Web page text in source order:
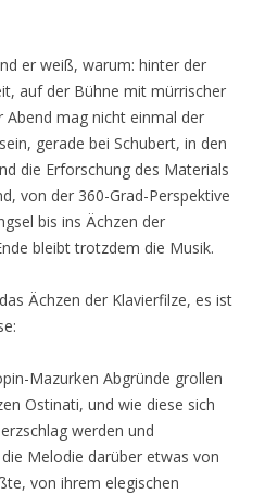
er weiß, warum: hinter der
auf der Bühne mit mürrischer
Abend mag nicht einmal der
gerade bei Schubert, in den
die Erforschung des Materials
von der 360-Grad-Perspektive
bis ins Ächzen der
bleibt trotzdem die Musik.
Ächzen der Klavierfilze, es ist
Mazurken Abgründe grollen
Ostinati, und wie diese sich
werden und
Melodie darüber etwas von
von ihrem elegischen